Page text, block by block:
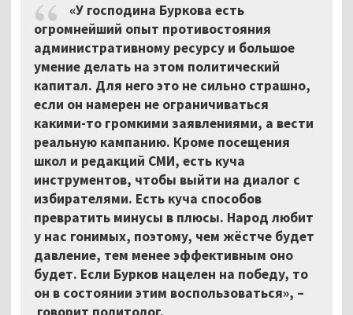
«У господина Буркова есть
огромнейший опыт противостояния
административному ресурсу и большое
умение делать на этом политический
капитал. Для него это не сильно страшно,
если он намерен не ограничиваться
какими-то громкими заявлениями, а вести
реальную кампанию. Кроме посещения
школ и редакций СМИ, есть куча
инструментов, чтобы выйти на диалог с
избирателями. Есть куча способов
превратить минусы в плюсы. Народ любит
у нас гонимых, поэтому, чем жёстче будет
давление, тем менее эффективным оно
будет. Если Бурков нацелен на победу, то
он в состоянии этим воспользоваться», –